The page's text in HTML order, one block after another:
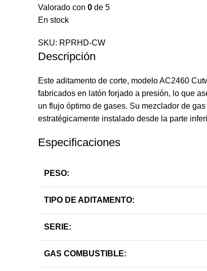
Valorado con 0 de 5
En stock
SKU: RPRHD-CW
Descripción
Este aditamento de corte, modelo AC2460
fabricados en latón forjado a presión, lo que
un flujo óptimo de gases. Su mezclador de
estratégicamente instalado desde la parte
Especificaciones
PESO:
TIPO DE ADITAMENTO:
SERIE:
GAS COMBUSTIBLE: